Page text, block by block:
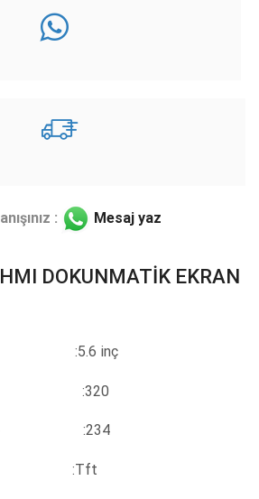
: Mesaj yaz
DOKUNMATİK EKRAN
:5.6 inç
:320
:234
:Tft